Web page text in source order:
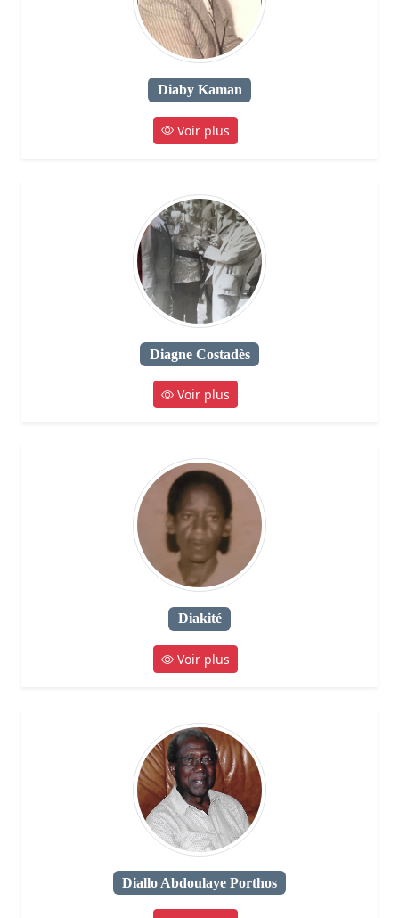
Diaby Kaman
Voir plus
Diagne Costadès
Voir plus
Diakité
Voir plus
Diallo Abdoulaye Porthos